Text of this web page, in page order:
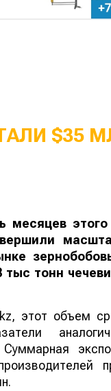
$35
месяцев этого
тыс тонн
этот объем